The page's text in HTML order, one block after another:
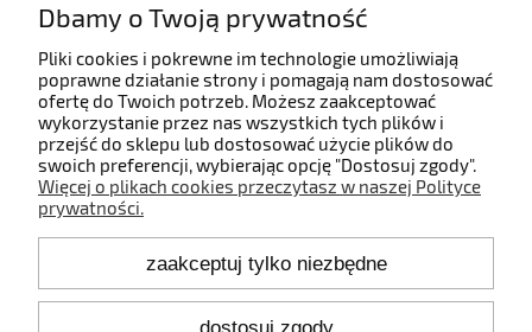
O nas
Kontakt
+48 660 808 853
shop@idealbodylight.com.pl
Dbamy o Twoją prywatność
Pliki cookies i pokrewne im technologie umożliwiają
poprawne działanie strony i pomagają nam dostosować
ofertę do Twoich potrzeb. Możesz zaakceptować
wykorzystanie przez nas wszystkich tych plików i
przejść do sklepu lub dostosować użycie plików do
swoich preferencji, wybierając opcję "Dostosuj zgody".
Więcej o plikach cookies przeczytasz w naszej Polityce
prywatności.
zaakceptuj tylko niezbędne
dostosuj zgody